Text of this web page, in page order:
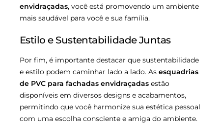
envidraçadas, você está promovendo um ambiente
mais saudável para você e sua família.
Estilo e Sustentabilidade Juntas
Por fim, é importante destacar que sustentabilidade
e estilo podem caminhar lado a lado. As esquadrias
de PVC para fachadas envidraçadas estão
disponíveis em diversos designs e acabamentos,
permitindo que você harmonize sua estética pessoal
com uma escolha consciente e amiga do ambiente.